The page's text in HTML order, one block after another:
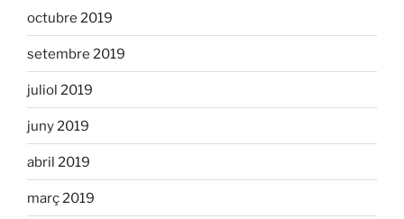
octubre 2019
setembre 2019
juliol 2019
juny 2019
abril 2019
març 2019